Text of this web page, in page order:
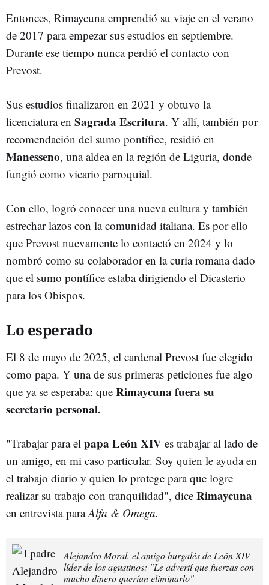
Entonces, Rimaycuna emprendió su viaje en el verano
de 2017 para empezar sus estudios en septiembre.
Durante ese tiempo nunca perdió el contacto con
Prevost.
Sus estudios finalizaron en 2021 y obtuvo la
licenciatura en Sagrada Escritura. Y allí, también por
recomendación del sumo pontífice, residió en
Manesseno, una aldea en la región de Liguria, donde
fungió como vicario parroquial.
Con ello, logró conocer una nueva cultura y también
estrechar lazos con la comunidad italiana. Es por ello
que Prevost nuevamente lo contactó en 2024 y lo
nombró como su colaborador en la curia romana dado
que el sumo pontífice estaba dirigiendo el Dicasterio
para los Obispos.
Lo esperado
El 8 de mayo de 2025, el cardenal Prevost fue elegido
como papa. Y una de sus primeras peticiones fue algo
que ya se esperaba: que Rimaycuna fuera su
secretario personal.
"Trabajar para el papa León XIV es trabajar al lado de
un amigo, en mi caso particular. Soy quien le ayuda en
el trabajo diario y quien lo protege para que logre
realizar su trabajo con tranquilidad", dice Rimaycuna
en entrevista paraAlfa & Omega.
Alejandro Moral, el amigo burgalés de León XIV
líder de los agustinos: "Le advertí que fuerzas con
mucho dinero querían eliminarlo"